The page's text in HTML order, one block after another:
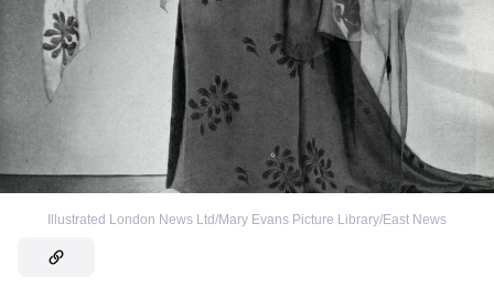
Illustrated London News Ltd/Mary Evans Picture Library/East News